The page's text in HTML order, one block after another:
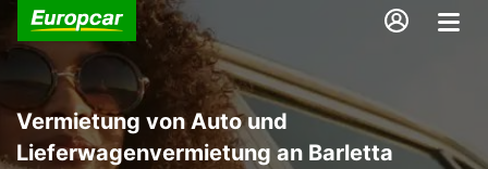
Vermietung von Auto und
Lieferwagenvermietung an Barletta